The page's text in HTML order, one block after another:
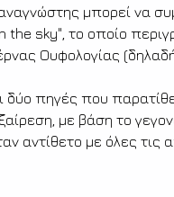
μπορεί να
the sky", το οποίο
Ουφολογίας
δύο πηγές που
με βάση το
αντίθετο με όλες